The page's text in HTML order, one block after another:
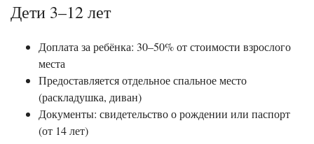
Дети 3–12 лет
Доплата за ребёнка: 30–50% от стоимости взрослого
места
Предоставляется отдельное спальное место
(раскладушка, диван)
Документы: свидетельство о рождении или паспорт
(от 14 лет)